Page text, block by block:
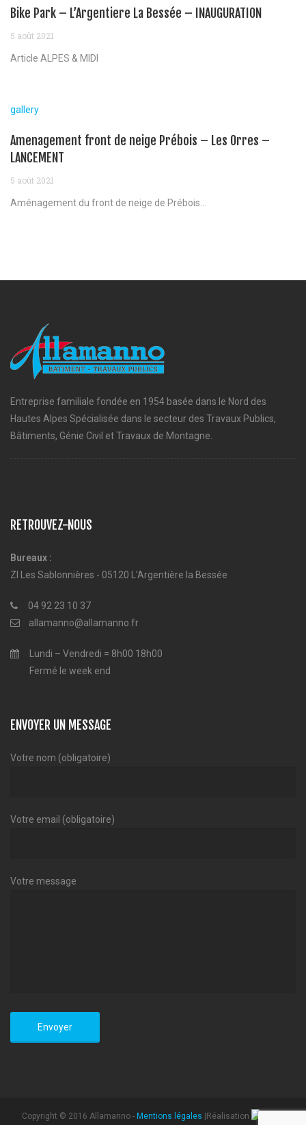
Bike Park – L’Argentiere La Bessée – INAUGURATION
5 août 2021
Article ALPES & MIDI
gallery
Amenagement front de neige Prébois – Les Orres –
LANCEMENT
5 août 2021
Aménagement du front de neige de Prébois...
Entreprise familiale fondée en 1954 basée dans le Nord des
Hautes Alpes Spécialisée dans le secteur des Travaux Publics,
Bâtiments, Génie Civil et Travaux de Montagne.
RETROUVEZ-NOUS
Bureaux :
ZI Les Sablonnières - 05120 L'Argentière la Bessée
04 92 23 10 37
allamanno@allamanno.fr
Lundi – Vendredi = 8h00 18h00
Fermé le week end
ENVOYER UN MESSAGE
Votre nom (obligatoire)
Votre email (obligatoire)
Votre message
Copyright © 2016 Allamanno - Mentions légales |Réalisation